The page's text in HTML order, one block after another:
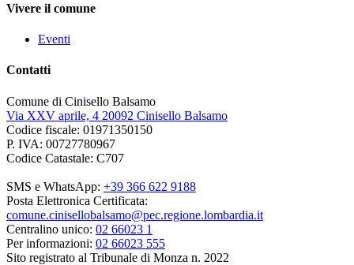
Vivere il comune
Eventi
Contatti
Comune di Cinisello Balsamo
Via XXV aprile, 4 20092 Cinisello Balsamo
Codice fiscale: 01971350150
P. IVA: 00727780967
Codice Catastale: C707
SMS e WhatsApp: +39 366 622 9188
Posta Elettronica Certificata:
comune.cinisellobalsamo@pec.regione.lombardia.it
Centralino unico: 02 66023 1
Per informazioni: 02 66023 555
Sito registrato al Tribunale di Monza n. 2022